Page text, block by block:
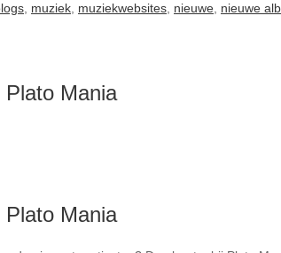
muziek muziekwebsites nieuwe nieuwe
Mania
Mania